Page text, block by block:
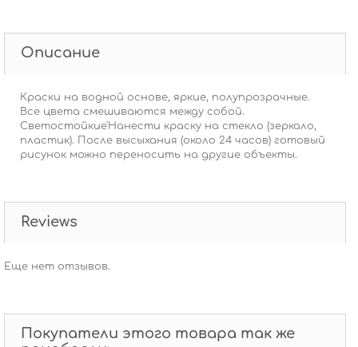
Описание
Краски на водной основе, яркие, полупрозрачные.
Все цвета смешиваются между собой.
Светостойкие'Нанести краску на стекло (зеркало,
пластик). После высыхания (около 24 часов) готовый
рисунок можно переносить на другие объекты.
Reviews
Еще нет отзывов.
Покупатели этого товара так же